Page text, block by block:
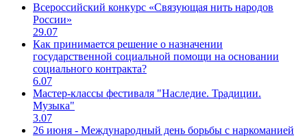
Всероссийский конкурс «Связующая нить народов
России»
29.07
Как принимается решение о назначении
государственной социальной помощи на основании
социального контракта?
6.07
Мастер-классы фестиваля "Наследие. Традиции.
Музыка"
3.07
26 июня - Международный день борьбы с наркоманией